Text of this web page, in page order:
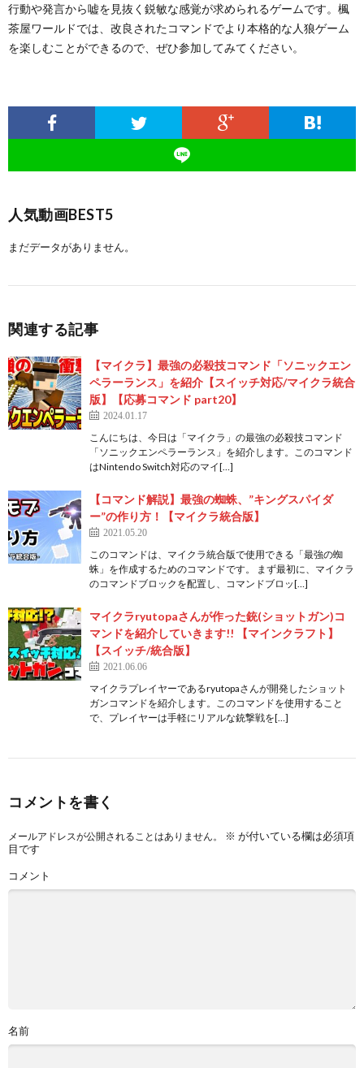
行動や発言から嘘を見抜く鋭敏な感覚が求められるゲームです。楓
茶屋ワールドでは、改良されたコマンドでより本格的な人狼ゲーム
を楽しむことができるので、ぜひ参加してみてください。
人気動画BEST5
まだデータがありません。
関連する記事
【マイクラ】最強の必殺技コマンド「ソニックエン
ペラーランス」を紹介【スイッチ対応/マイクラ統合
版】【応募コマンド part20】
2024.01.17
こんにちは、今日は「マイクラ」の最強の必殺技コマンド
「ソニックエンペラーランス」を紹介します。このコマンド
はNintendo Switch対応のマイ[…]
【コマンド解説】最強の蜘蛛、”キングスパイダ
ー”の作り方！【マイクラ統合版】
2021.05.20
このコマンドは、マイクラ統合版で使用できる「最強の蜘
蛛」を作成するためのコマンドです。 まず最初に、マイクラ
のコマンドブロックを配置し、コマンドブロッ[…]
マイクラryutopaさんが作った銃(ショットガン)コ
マンドを紹介していきます!! 【マインクラフト】
【スイッチ/統合版】
2021.06.06
マイクラプレイヤーであるryutopaさんが開発したショット
ガンコマンドを紹介します。このコマンドを使用すること
で、プレイヤーは手軽にリアルな銃撃戦を[…]
コメントを書く
メールアドレスが公開されることはありません。 ※ が付いている欄は必須項
目です
コメント
名前